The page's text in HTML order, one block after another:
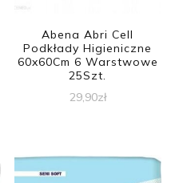
Abena Abri Cell
Podkłady Higieniczne
60x60Cm 6 Warstwowe
25Szt.
29,90zł